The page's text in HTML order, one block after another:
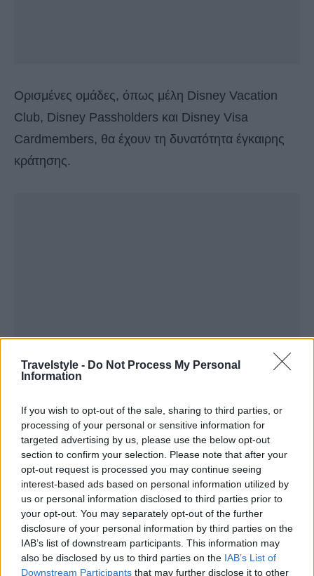
Travelstyle - Do Not Process My Personal
Information
If you wish to opt-out of the sale, sharing to third parties, or
processing of your personal or sensitive information for
targeted advertising by us, please use the below opt-out
section to confirm your selection. Please note that after your
opt-out request is processed you may continue seeing
interest-based ads based on personal information utilized by
us or personal information disclosed to third parties prior to
your opt-out. You may separately opt-out of the further
disclosure of your personal information by third parties on the
IAB’s list of downstream participants. This information may
also be disclosed by us to third parties on the IAB’s List of
Downstream Participants that may further disclose it to other
Ορισμένες ομάδες, όπως μέλη Disney Vacation
Club, Disney Passholders και Disney Visa
Cardmembers, θα έχουν τη δυνατότητα έγκαιρης
κράτησης.